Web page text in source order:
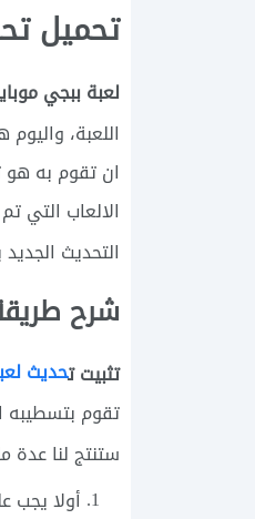
تحميل
لعبة ببجي موبايل
اللعبة،
ان تقوم به هو
الالعاب التي
التحديث
شرح
تثبيت تحديث
تقوم بتسطيبه
ستنتج لنا عدة
أولا يجب